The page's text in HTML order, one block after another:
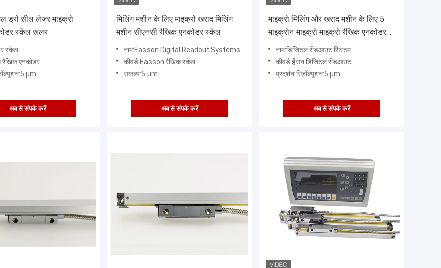
ड्रो सील लेजर माइक्रो
स्केल रूलर
स्केल
रैखिक एनकोडर
µm
अब से संपर्क करें
मिलिंग मशीन के लिए माइक्रो खराद मिलिंग
मशीन सीएनसी रैखिक एनकोडर स्केल
नाम:Easson Digital Readout Systems
कीवर्ड:Easson रैखिक स्केल
संकल्प:5 µm
अब से संपर्क करें
माइक्रो मिलिंग और खराद मशीन के लिए 5
माइक्रोन माइक्रो माइक्रो रैखिक एनकोडर
नाम:डिजिटल रीडआउट सिस्टम
कीवर्ड:ईसन डिजिटल रीडआउट
प्रदर्शन रिज़ॉल्यूशन:5 µm
अब से संपर्क करें